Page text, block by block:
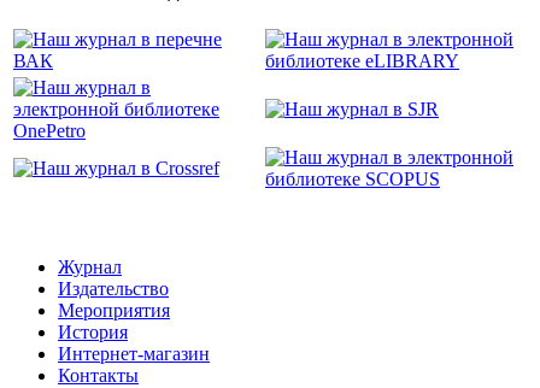
Журнал
Издательство
Мероприятия
История
Интернет-магазин
Контакты